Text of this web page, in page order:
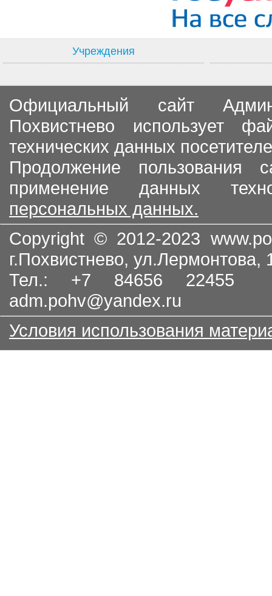
Учреждения
Официальный сайт
Похвистнево использует
технических данных
Продолжение пользования
применение данных
персональных данных.
Copyright © 2012-2023
г.Похвистнево, ул.Лермонтова,
Тел.: +7 84656
adm.pohv@yandex.ru
Условия использования